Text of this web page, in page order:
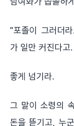
"포졸이 그러더
가 일만 커진다고
좋게 넘기라.
그 말이 소령의
돈을 뜯기고, 누